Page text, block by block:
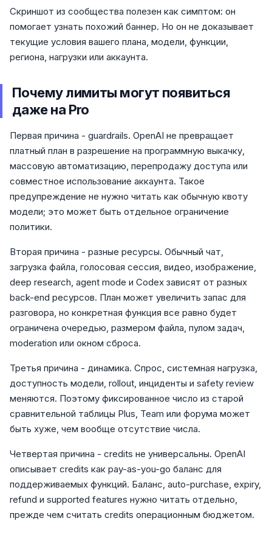
Скриншот из сообщества полезен как симптом: он
помогает узнать похожий баннер. Но он не доказывает
текущие условия вашего плана, модели, функции,
региона, нагрузки или аккаунта.
Почему лимиты могут появиться
даже на Pro
Первая причина - guardrails. OpenAI не превращает
платный план в разрешение на программную выкачку,
массовую автоматизацию, перепродажу доступа или
совместное использование аккаунта. Такое
предупреждение не нужно читать как обычную квоту
модели; это может быть отдельное ограничение
политики.
Вторая причина - разные ресурсы. Обычный чат,
загрузка файла, голосовая сессия, видео, изображение,
deep research, agent mode и Codex зависят от разных
back-end ресурсов. План может увеличить запас для
разговора, но конкретная функция все равно будет
ограничена очередью, размером файла, пулом задач,
moderation или окном сброса.
Третья причина - динамика. Спрос, системная нагрузка,
доступность модели, rollout, инциденты и safety review
меняются. Поэтому фиксированное число из старой
сравнительной таблицы Plus, Team или форума может
быть хуже, чем вообще отсутствие числа.
Четвертая причина - credits не универсальны. OpenAI
описывает credits как pay-as-you-go баланс для
поддерживаемых функций. Баланс, auto-purchase, expiry,
refund и supported features нужно читать отдельно,
прежде чем считать credits операционным бюджетом.